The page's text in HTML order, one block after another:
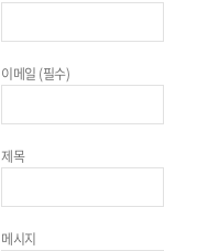
이메일 (필수)
제목
메시지